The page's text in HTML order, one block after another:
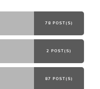
78 POST(S)
2 POST(S)
87 POST(S)